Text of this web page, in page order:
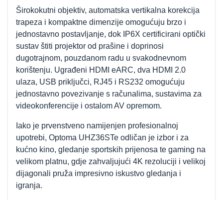
Širokokutni objektiv, automatska vertikalna korekcija
trapeza i kompaktne dimenzije omogućuju brzo i
jednostavno postavljanje, dok IP6X certificirani optički
sustav štiti projektor od prašine i doprinosi
dugotrajnom, pouzdanom radu u svakodnevnom
korištenju. Ugrađeni HDMI eARC, dva HDMI 2.0
ulaza, USB priključci, RJ45 i RS232 omogućuju
jednostavno povezivanje s računalima, sustavima za
videokonferencije i ostalom AV opremom.
Iako je prvenstveno namijenjen profesionalnoj
upotrebi, Optoma UHZ36STe odličan je izbor i za
kućno kino, gledanje sportskih prijenosa te gaming na
velikom platnu, gdje zahvaljujući 4K rezoluciji i velikoj
dijagonali pruža impresivno iskustvo gledanja i
igranja.